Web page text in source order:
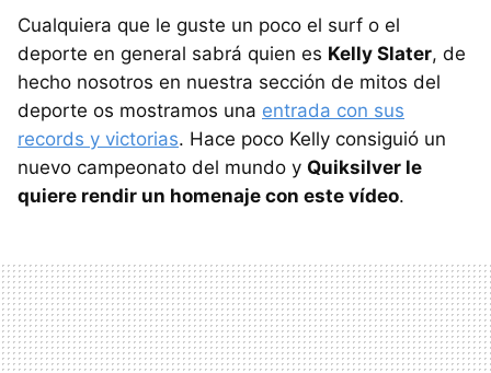
Cualquiera que le guste un poco el surf o el
deporte en general sabrá quien es Kelly Slater, de
hecho nosotros en nuestra sección de mitos del
deporte os mostramos una entrada con sus
records y victorias. Hace poco Kelly consiguió un
nuevo campeonato del mundo y Quiksilver le
quiere rendir un homenaje con este vídeo.